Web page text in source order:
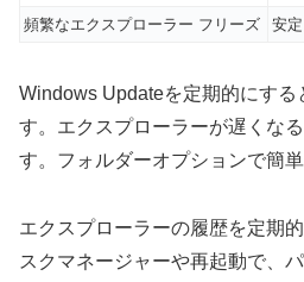
頻繁なエクスプローラー フリーズ
安
Windows Updateを定期的にする
す。エクスプローラーが遅くな
す。フォルダーオプションで簡単
エクスプローラーの履歴を定期
スクマネージャーや再起動で、